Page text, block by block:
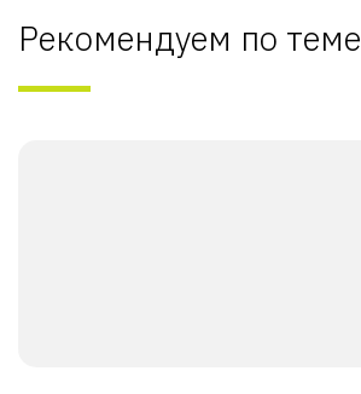
Рекомендуем по теме